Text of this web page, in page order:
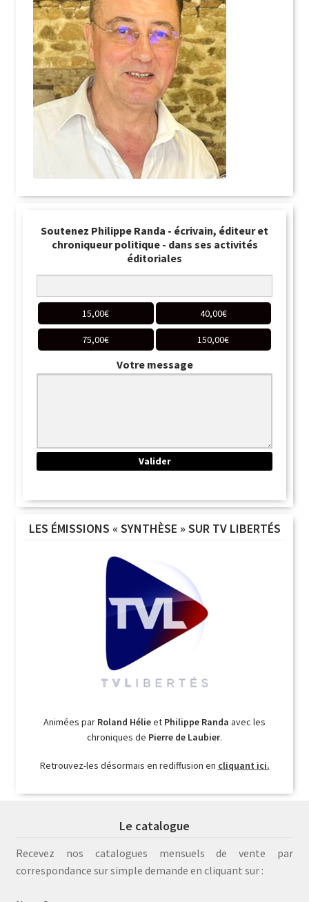
Soutenez Philippe Randa - écrivain, éditeur et
chroniqueur politique - dans ses activités
éditoriales
15,00€ 40,00€
75,00€ 150,00€
Votre message
LES ÉMISSIONS « SYNTHÈSE » SUR TV LIBERTÉS
Animées par Roland Hélieet Philippe Randa avec les
chroniques de Pierre de Laubier.
Retrouvez-les désormais en rediffusion en cliquant ici.
Le catalogue
Recevez nos catalogues mensuels de vente par
correspondance sur simple demande en cliquant sur :